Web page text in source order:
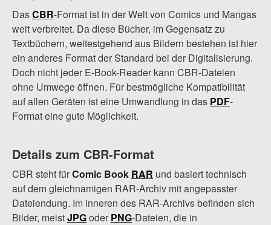
DasCBR-Format ist in der Welt von Comics und Mangas
weit verbreitet. Da diese Bücher, im Gegensatz zu
Textbüchern, weitestgehend aus Bildern bestehen ist hier
ein anderes Format der Standard bei der Digitalisierung.
Doch nicht jeder E-Book-Reader kann CBR-Dateien
ohne Umwege öffnen. Für bestmögliche Kompatibilität
auf allen Geräten ist eine Umwandlung in das PDF-
Format eine gute Möglichkeit.
Details zum CBR-Format
CBR steht fürComic Book RAR und basiert technisch
auf dem gleichnamigen RAR-Archiv mit angepasster
Dateiendung. Im inneren des RAR-Archivs befinden sich
Bilder, meistJPGoderPNG-Dateien, die in